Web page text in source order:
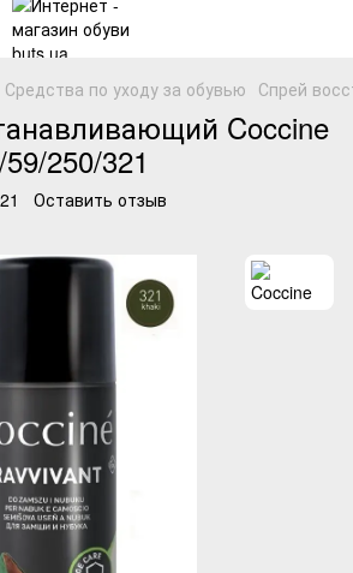
Средства по уходу за обувью Спрей
Coccine
250/321
Оставить отзыв